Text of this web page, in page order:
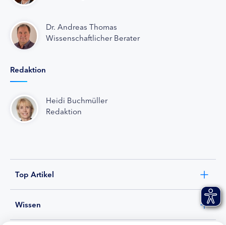
Dr. Andreas Thomas
Wissenschaftlicher Berater
Redaktion
Heidi Buchmüller
Redaktion
Top Artikel
Wissen